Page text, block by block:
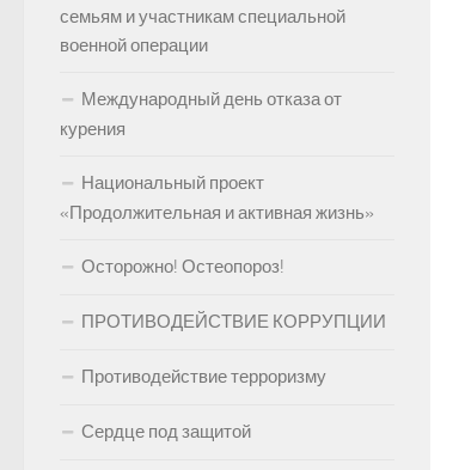
семьям и участникам специальной
военной операции
Международный день отказа от
курения
Национальный проект
«Продолжительная и активная жизнь»
Осторожно! Остеопороз!
ПРОТИВОДЕЙСТВИЕ КОРРУПЦИИ
Противодействие терроризму
Сердце под защитой